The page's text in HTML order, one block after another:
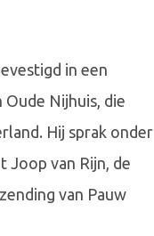
in een
Nijhuis, die
Hij sprak onder
Joop van Rijn, de
van Pauw